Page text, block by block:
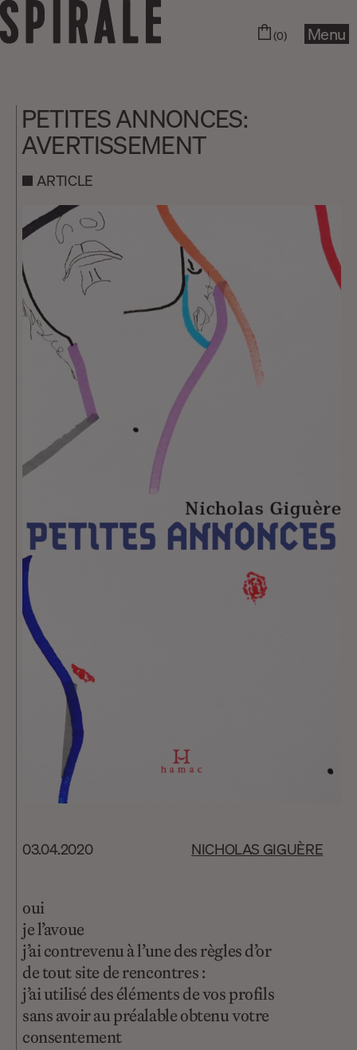
(0) Menu
PETITES ANNONCES:
AVERTISSEMENT
ARTICLE
03.04.2020 NICHOLAS GIGUÈRE
oui
je l’avoue
j’ai contrevenu à l’une des règles d’or
de tout site de rencontres :
j’ai utilisé des éléments de vos profils
sans avoir au préalable obtenu votre
consentement